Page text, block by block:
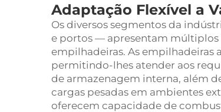
Adaptação Flexível a
Os diversos segmentos da
e portos — apresentam múltiplos
empilhadeiras. As empilhadeiras
permitindo-lhes atender aos
de armazenagem interna, além
cargas pesadas em ambientes
oferecem capacidade de